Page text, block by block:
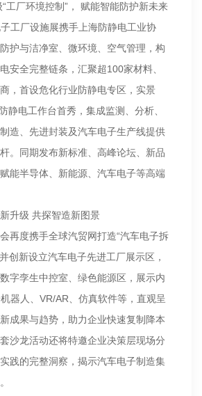
工厂环境控制”， 赋能智能防护新未来
工厂设施展携手上海防静电工业协
护与洁净室、微环境、空气管理，构
安全完整链条，汇聚超100家材料、
，首设危化行业防静电专区，实景
静电工作台首秀，集成监测、分析、
造、先进封装及汽车电子生产线提供
。同期发布新标准、高峰论坛、新品
能半导体、新能源、汽车电子等高端
升级 共探智造新图景
再度携手全球汽贸网打造“汽车电子拆
创新设立汽车电子先进工厂展示区，
字孪生中控室、绿色能源区，展示内
器人、VR/AR、仿真软件等，直观呈
成果与趋势，助力企业快速复制降本
沙龙活动还将特邀企业决策层现场分
践的完整洞察，揭示汽车电子制造集